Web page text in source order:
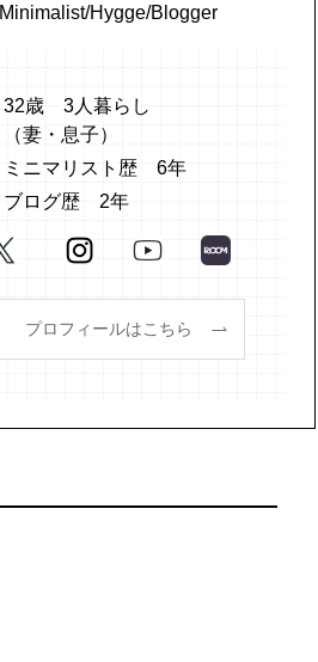
Minimalist/Hygge/Blogger
32歳 3人暮らし
（妻・息子）
ミニマリスト歴 6年
ブログ歴 2年
プロフィールはこちら